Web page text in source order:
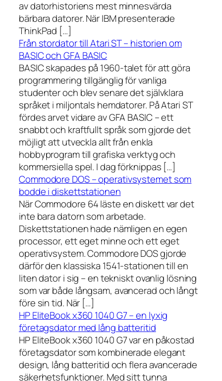
av datorhistoriens mest minnesvärda
bärbara datorer. När IBM presenterade
ThinkPad […]
Från stordator till Atari ST – historien om
BASIC och GFA BASIC
BASIC skapades på 1960-talet för att göra
programmering tillgänglig för vanliga
studenter och blev senare det självklara
språket i miljontals hemdatorer. På Atari ST
fördes arvet vidare av GFA BASIC – ett
snabbt och kraftfullt språk som gjorde det
möjligt att utveckla allt från enkla
hobbyprogram till grafiska verktyg och
kommersiella spel. I dag förknippas […]
Commodore DOS – operativsystemet som
bodde i diskettstationen
När Commodore 64 läste en diskett var det
inte bara datorn som arbetade.
Diskettstationen hade nämligen en egen
processor, ett eget minne och ett eget
operativsystem. Commodore DOS gjorde
därför den klassiska 1541-stationen till en
liten dator i sig – en tekniskt ovanlig lösning
som var både långsam, avancerad och långt
före sin tid. När […]
HP EliteBook x360 1040 G7 – en lyxig
företagsdator med lång batteritid
HP EliteBook x360 1040 G7 var en påkostad
företagsdator som kombinerade elegant
design, lång batteritid och flera avancerade
säkerhetsfunktioner. Med sitt tunna